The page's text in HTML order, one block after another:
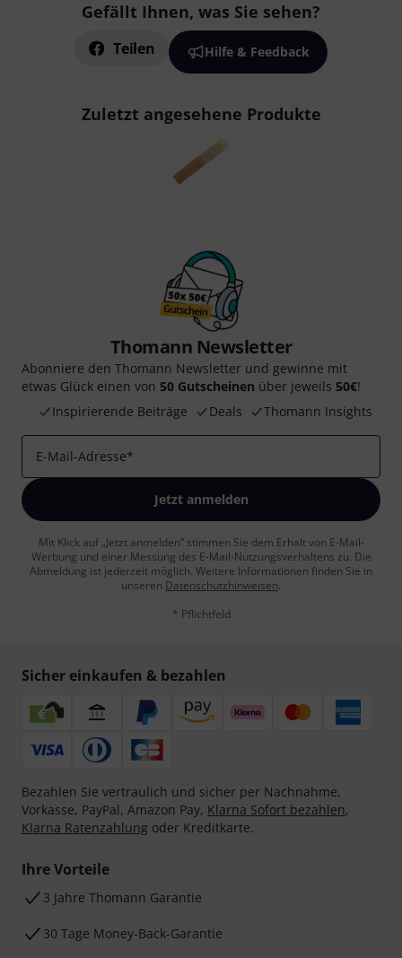
Gefällt Ihnen, was Sie sehen?
Teilen Hilfe & Feedback
Zuletzt angesehene Produkte
Thomann Newsletter
Abonniere den Thomann Newsletter und gewinne mit
etwas Glück einen von 50 Gutscheinen über jeweils 50€!
Inspirierende Beiträge
Deals Thomann Insights
E-Mail-Adresse*
Jetzt anmelden
Mit Klick auf „Jetzt anmelden“ stimmen Sie dem Erhalt von E-Mail-
Werbung und einer Messung des E-Mail-Nutzungsverhaltens zu. Die
Abmeldung ist jederzeit möglich. Weitere Informationen finden Sie in
unseren Datenschutzhinweisen.
* Pflichtfeld
Sicher einkaufen & bezahlen
Bezahlen Sie vertraulich und sicher per Nachnahme,
Vorkasse, PayPal, Amazon Pay, Klarna Sofort bezahlen,
Klarna Ratenzahlung oder Kreditkarte.
Ihre Vorteile
3 Jahre Thomann Garantie
30 Tage Money-Back-Garantie